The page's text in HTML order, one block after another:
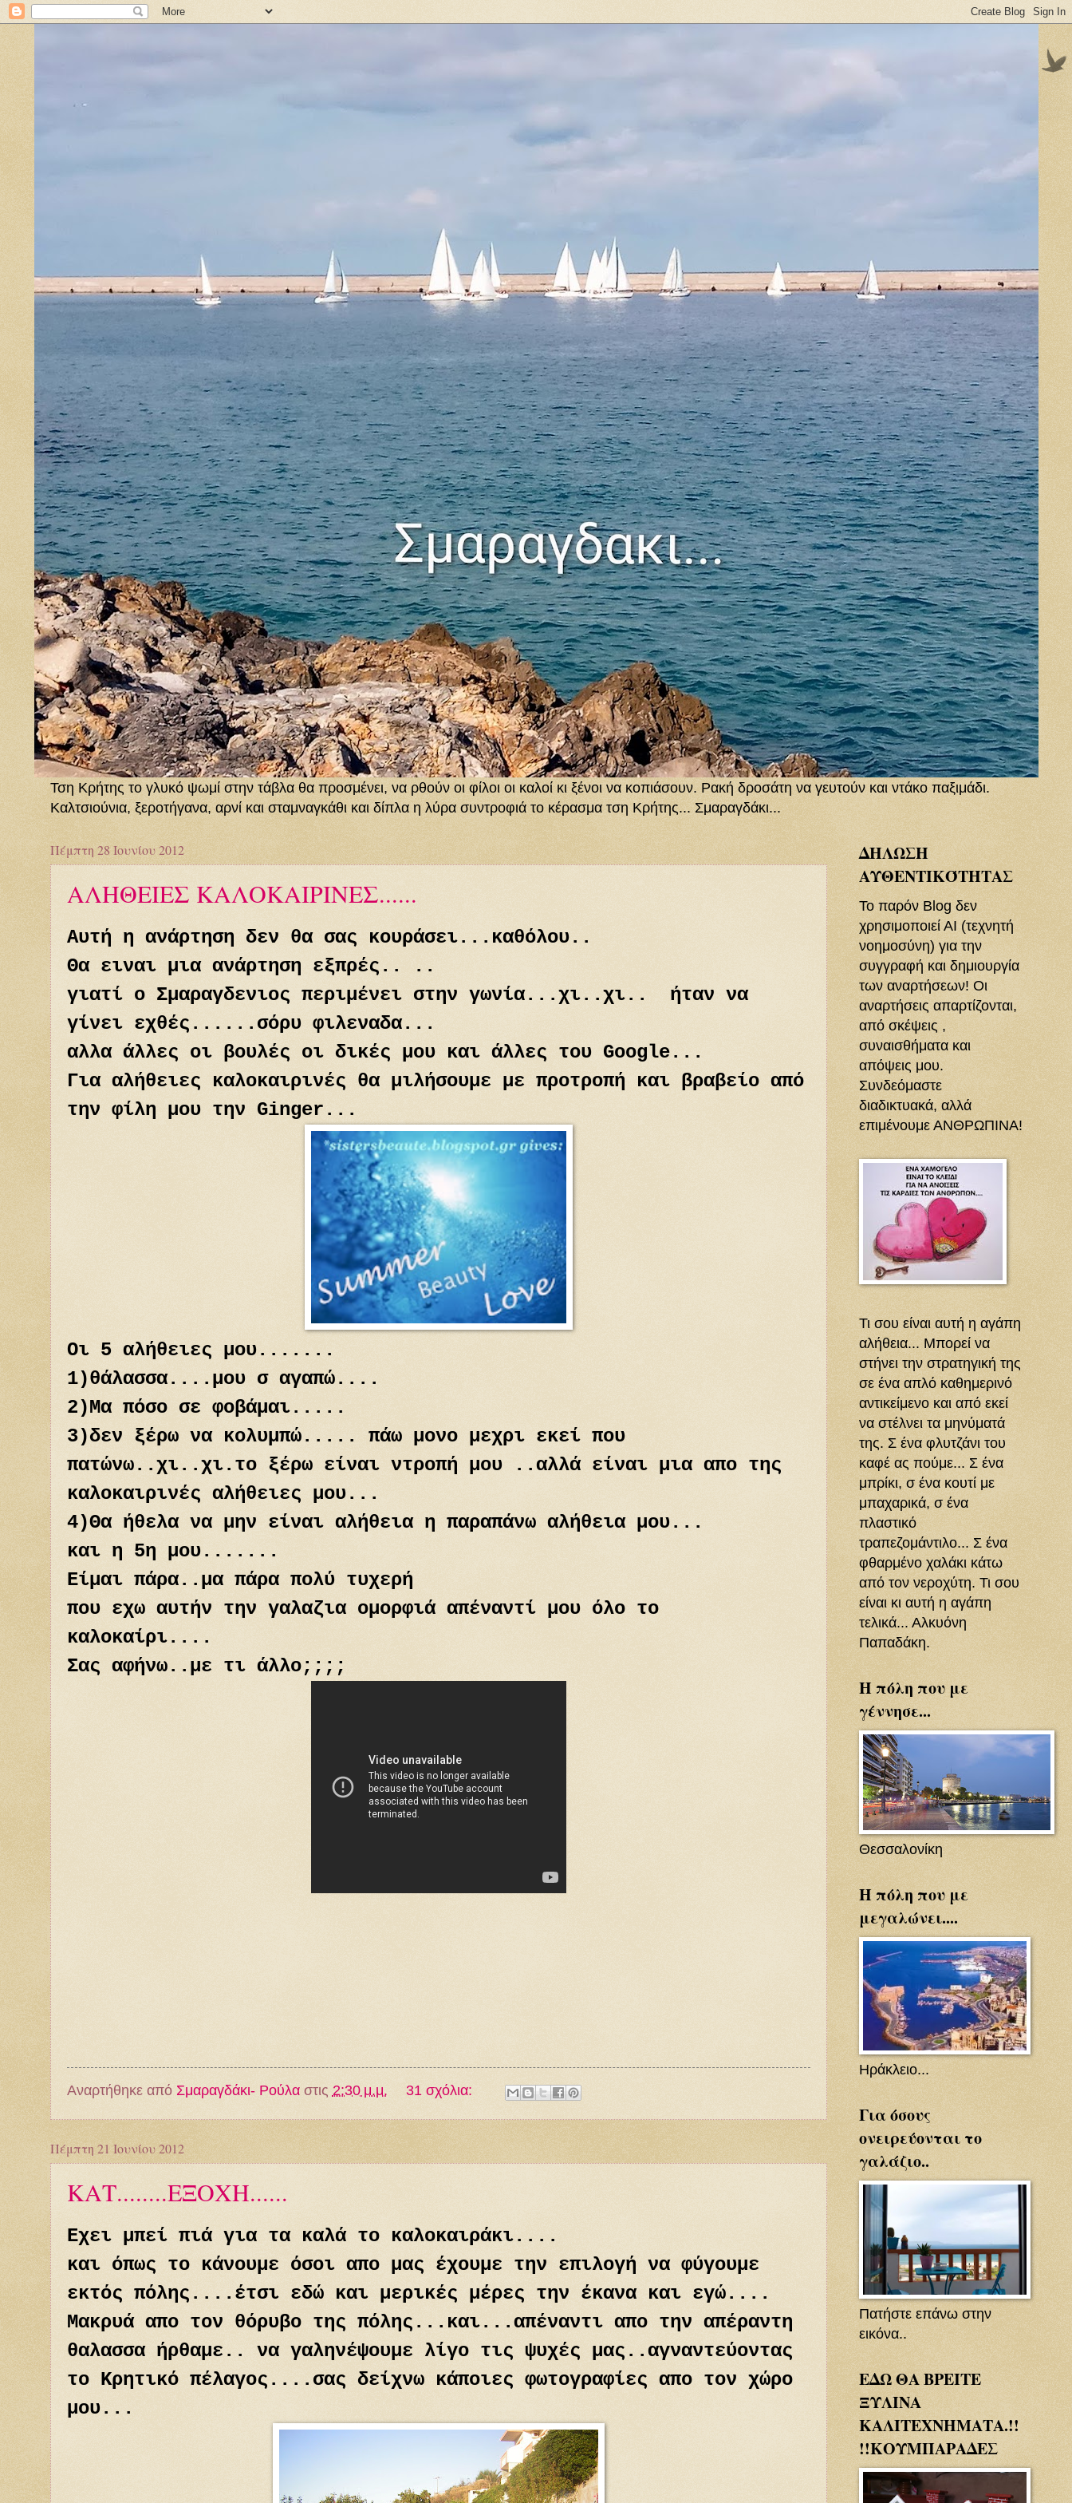
Τση Κρήτης το γλυκό ψωμί στην τάβλα θα προσμένει, να ρθούν οι φίλοι οι καλοί κι ξένοι να κοπιάσουν. Ρακή δροσάτη να γευτούν και ντάκο παξιμάδι.
Καλτσιούνια, ξεροτήγανα, αρνί και σταμναγκάθι και δίπλα η λύρα συντροφιά το κέρασμα τση Κρήτης... Σμαραγδάκι...
Πέμπτη 28 Ιουνίου 2012
ΑΛΗΘΕΙΕΣ ΚΑΛΟΚΑΙΡΙΝΕΣ......
Αυτή η ανάρτηση δεν θα σας κουράσει...καθόλου..
Θα ειναι μια ανάρτηση εξπρές.. ..
γιατί ο Σμαραγδενιος περιμένει στην γωνία...χι..χι.. ήταν να
γίνει εχθές......σόρυ φιλεναδα...
αλλα άλλες οι βουλές οι δικές μου και άλλες του Google...
Για αλήθειες καλοκαιρινές θα μιλήσουμε με προτροπή και βραβείο από
την φίλη μου την Ginger...
Οι 5 αλήθειες μου.......
1)θάλασσα....μου σ αγαπώ....
2)Μα πόσο σε φοβάμαι.....
3)δεν ξέρω να κολυμπώ..... πάω μονο μεχρι εκεί που
πατώνω..χι..χι.το ξέρω είναι ντροπή μου ..αλλά είναι μια απο της
καλοκαιρινές αλήθειες μου...
4)Θα ήθελα να μην είναι αλήθεια η παραπάνω αλήθεια μου...
και η 5η μου.......
Είμαι πάρα..μα πάρα πολύ τυχερή
που εχω αυτήν την γαλαζια ομορφιά απέναντί μου όλο το
καλοκαίρι....
Σας αφήνω..με τι άλλο;;;;
Αναρτήθηκε από Σμαραγδάκι- Ρούλα στις 2:30 μ.μ. 31 σχόλια:
Πέμπτη 21 Ιουνίου 2012
ΚΑΤ........ΕΞΟΧΗ......
Εχει μπεί πιά για τα καλά το καλοκαιράκι....
και όπως το κάνουμε όσοι απο μας έχουμε την επιλογή να φύγουμε
εκτός πόλης....έτσι εδώ και μερικές μέρες την έκανα και εγώ....
Μακρυά απο τον θόρυβο της πόλης...και...απέναντι απο την απέραντη
θαλασσα ήρθαμε.. να γαληνέψουμε λίγο τις ψυχές μας..αγναντεύοντας
το Κρητικό πέλαγος....σας δείχνω κάποιες φωτογραφίες απο τον χώρο
μου...
ΔΗΛΩΣΗ
ΑΥΘΕΝΤΙΚΌΤΗΤΑΣ
Το παρόν Blog δεν
χρησιμοποιεί ΑΙ (τεχνητή
νοημοσύνη) για την
συγγραφή και δημιουργία
των αναρτήσεων! Οι
αναρτήσεις απαρτίζονται,
από σκέψεις ,
συναισθήματα και
απόψεις μου.
Συνδεόμαστε
διαδικτυακά, αλλά
επιμένουμε ΑΝΘΡΩΠΙΝΑ!
Τι σου είναι αυτή η αγάπη
αλήθεια... Μπορεί να
στήνει την στρατηγική της
σε ένα απλό καθημερινό
αντικείμενο και από εκεί
να στέλνει τα μηνύματά
της. Σ ένα φλυτζάνι του
καφέ ας πούμε... Σ ένα
μπρίκι, σ ένα κουτί με
μπαχαρικά, σ ένα
πλαστικό
τραπεζομάντιλο... Σ ένα
φθαρμένο χαλάκι κάτω
από τον νεροχύτη. Τι σου
είναι κι αυτή η αγάπη
τελικά... Αλκυόνη
Παπαδάκη.
Η πόλη που με
γέννησε...
Θεσσαλονίκη
Η πόλη που με
μεγαλώνει....
Ηράκλειο...
Για όσους
ονειρεύονται το
γαλάζιο..
Πατήστε επάνω στην
εικόνα..
ΕΔΩ ΘΑ ΒΡΕΙΤΕ
ΞΥΛΙΝΑ
ΚΑΛΙΤΕΧΝΗΜΑΤΑ.!!
!!ΚΟΥΜΠΑΡΑΔΕΣ